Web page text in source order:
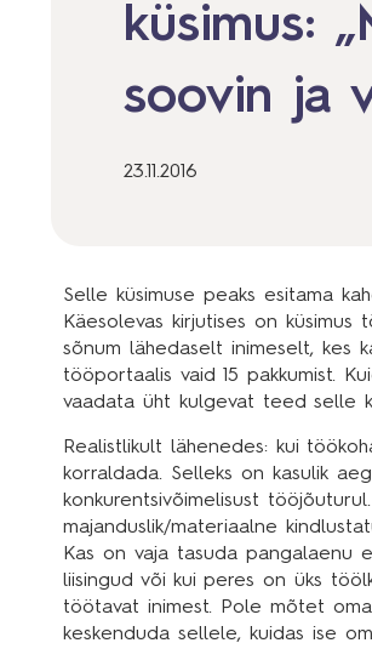
küsimus:
soovin ja
23.11.2016
Selle küsimuse peaks esitama
Käesolevas kirjutises on
sõnum lähedaselt inimeselt, kes
tööportaalis vaid 15 pakkumist.
vaadata üht kulgevat teed selle
Realistlikult lähenedes: kui
korraldada. Selleks on kasulik
konkurentsivõimelisust
majanduslik/materiaalne
Kas on vaja tasuda pangalaenu
liisingud või kui peres on üks
töötavat inimest. Pole mõtet
keskenduda sellele, kuidas ise